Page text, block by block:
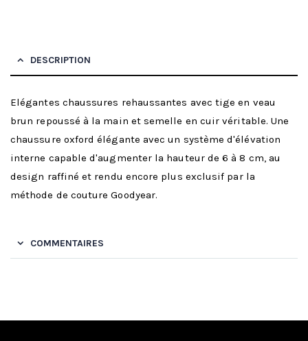
DESCRIPTION
Elégantes chaussures rehaussantes avec tige en veau
brun repoussé à la main et semelle en cuir véritable. Une
chaussure oxford élégante avec un système d'élévation
interne capable d'augmenter la hauteur de 6 à 8 cm, au
design raffiné et rendu encore plus exclusif par la
méthode de couture Goodyear.
COMMENTAIRES